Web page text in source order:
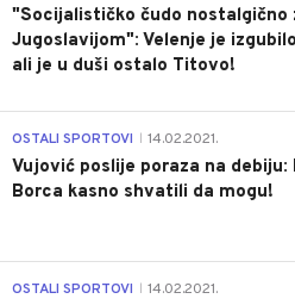
"Socijalističko čudo nostalgično
Jugoslavijom": Velenje je
ali je u duši ostalo Titovo!
OSTALI SPORTOVI 14.02.2021.
Vujović poslije poraza na debiju:
Borca kasno shvatili da mogu!
OSTALI SPORTOVI 14.02.2021.